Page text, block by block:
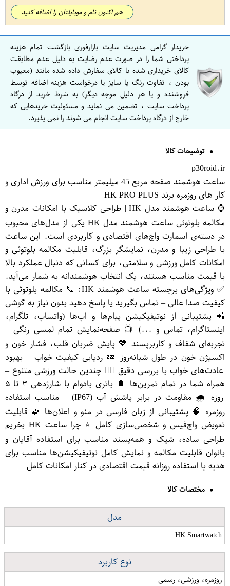
هم اکنون نام و موبایلتان را اضافه کنید
خریدار گرامی مدیریت سایت بازارفوری بازگشت تمام هزینه
پرداختی شما را در صورت عدم رضایت به دلیل عدم مطابقت
کالای خریداری شده با کالای سفارش داده شده مانند (معیوب
بودن ، تفاوت رنگ یا سایز یا درخواست هزینه اضافه توسط
فروشنده و یا هر دلیل موجه دیگر) به شرط خرید از درگاه
پرداخت سایت ، تضمین می نماید و مسئولیت خریدهایی که
خارج از درگاه پرداخت سایت انجام می شوند را نمی پذیرد.
توضیحات کالا
p30roid.ir
ساعت هوشمند صفحه مربع 45 میلیمتر مناسب برای ورزش اداری و
کار های روزمره برند HK PRO PLUS
⌚ ساعت هوشمند مدل HK | طراحی کلاسیک با امکانات مدرن و
مکالمه بلوتوثی ساعت هوشمند مدل HK یکی از مدل‌های محبوب
در دسته‌ی اسمارت واچ‌های اقتصادی و کاربردی است. این ساعت
با طراحی زیبا و مدرن، نمایشگر بزرگ، قابلیت مکالمه بلوتوثی و
امکانات کامل ورزشی و سلامتی، برای کسانی که دنبال عملکرد بالا
با قیمت مناسب هستند، یک انتخاب هوشمندانه به شمار می‌آید.
✅ ویژگی‌های برجسته ساعت هوشمند HK: 📞 مکالمه بلوتوثی با
کیفیت صدا عالی – تماس بگیرید یا پاسخ دهید بدون نیاز به گوشی
📲 پشتیبانی از نوتیفیکیشن پیام‌ها و اپ‌ها (واتساپ، تلگرام،
اینستاگرام، تماس و ...) 📺 صفحه‌نمایش تمام لمسی رنگی –
تجربه‌ای شفاف و کاربرپسند 💖 پایش ضربان قلب، فشار خون و
اکسیژن خون در طول شبانه‌روز 💤 ردیابی کیفیت خواب – بهبود
عادت‌های خواب با بررسی دقیق 🏃‍♂️ چندین حالت ورزشی متنوع –
همراه شما در تمام تمرین‌ها 🔋 باتری بادوام با شارژدهی ۳ تا ۵
روزه 🌧️ مقاومت در برابر پاشش آب (IP67) – مناسب استفاده
روزمره 🧠 پشتیبانی از زبان فارسی در منو و اعلان‌ها 🧩 قابلیت
تعویض واچ‌فیس و شخصی‌سازی کامل ⭐ چرا ساعت HK بخریم
طراحی ساده، شیک و همه‌پسند مناسب برای استفاده آقایان و
بانوان قابلیت مکالمه و نمایش کامل نوتیفیکیشن‌ها مناسب برای
هدیه یا استفاده روزانه قیمت اقتصادی در کنار امکانات کامل
مختصات کالا
مدل
HK Smartwatch
نوع کاربرد
روزمره، ورزشی، رسمی